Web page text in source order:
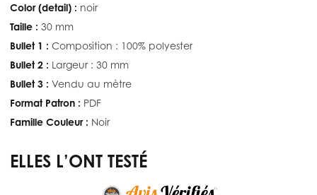
Color (detail) : noir
Taille : 30 mm
Bullet 1 : Composition : 100% polyester
Bullet 2 : Largeur : 30 mm
Bullet 3 : Vendu au mètre
Format Patron : PDF
Famille Couleur : Noir
ELLES L’ONT TESTÉ